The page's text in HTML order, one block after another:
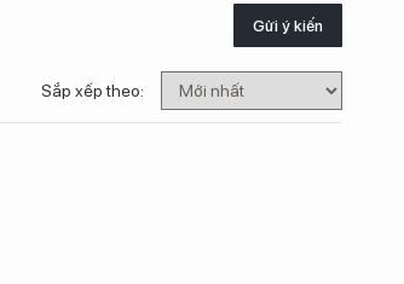
Gửi ý kiến
Sắp xếp theo: